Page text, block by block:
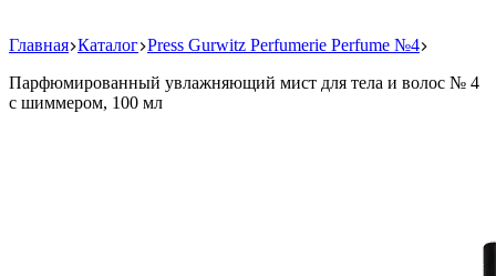
Главная Каталог Press Gurwitz Perfumerie Perfume №4
Парфюмированный увлажняющий мист для тела и волос № 4
с шиммером, 100 мл